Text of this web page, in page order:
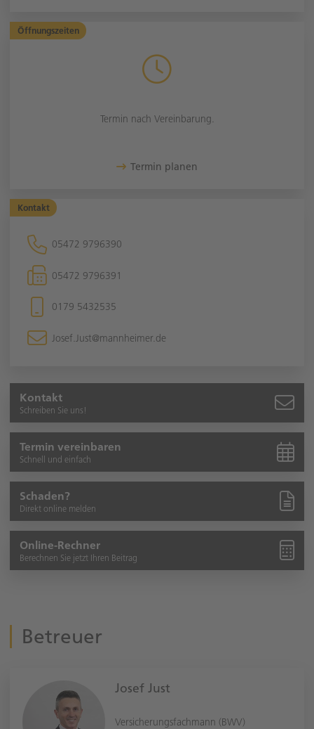
Öffnungszeiten
Termin nach Vereinbarung.
Termin planen
Kontakt
05472 9796390
05472 9796391
0179 5432535
Josef.Just@mannheimer.de
Kontakt
Schreiben Sie uns!
Termin vereinbaren
Schnell und einfach
Schaden?
Direkt online melden
Online-Rechner
Berechnen Sie jetzt Ihren Beitrag
Betreuer
Josef Just
Versicherungsfachmann (BWV)